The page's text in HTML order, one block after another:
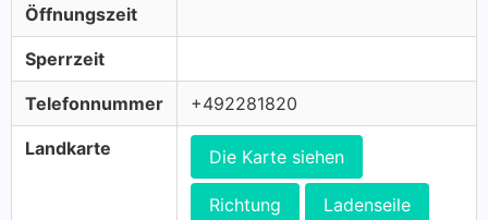
Öffnungszeit
Sperrzeit
Telefonnummer +492281820
Landkarte Die Karte siehen
Richtung Ladenseile